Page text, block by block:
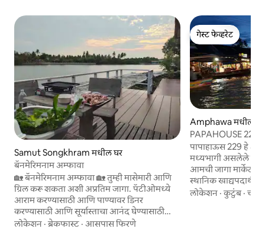
Samut Songkhram मधील घर
बॅनमेरिमनाम अम्फावा
🏡 बॅनमेरिमनाम अम्फावा 🏡 तुम्ही मासेमारी आणि
ग्रिल करू शकता अशी अप्रतिम जागा. पॅटीओमध्ये
आराम करण्यासाठी आणि पाण्यावर डिनर
करण्यासाठी आणि सूर्यास्ताचा आनंद घेण्यासाठी
योग्य जागा. अतिशय शांत आणि शांत लोकेशन. थाई
लोकेशन ·ब्रेकफास्ट · आसपास फिरणे
गेस्ट फेव्हरेट
गेस्ट फेव्हरेट
Amphawa मधील घर
PAPAHOUSE 229
मार्केट
पापाहाऊस 229 हे
मध्यभागी असलेले एक
आमची जागा
स्थानिक
फ्लोटिंग मार्केटमध्ये
लोकेशन ·कुटुंब·